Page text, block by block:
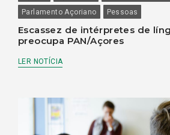
Parlamento Açoriano
Pessoas
Escassez de intérpretes de
preocupa PAN/Açores
LER NOTÍCIA